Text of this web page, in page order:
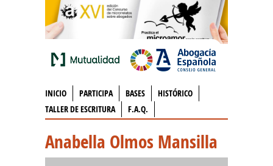
INICIO PARTICIPA BASES
HISTÓRICO
TALLER DE ESCRITURA
F.A.Q.
Anabella Olmos Mansilla